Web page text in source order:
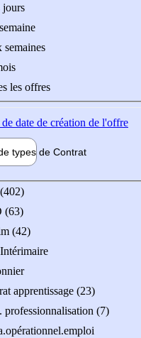
jours
semaines
les offres
date de création de l'offre
types de Contrat
(63)
(42)
apprentissage (23)
professionnalisation (7)